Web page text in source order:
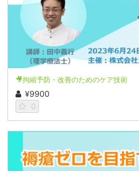
🎥拘縮予防・改善のためのケア技術
¥9900
0